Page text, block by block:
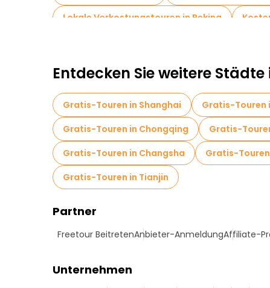
Lokale Verkostungstouren in Peking
Kostenlose Führungen in der Nähe Temple of
Entdecken Sie weitere
Gratis-Touren in Shanghai Gratis-Touren
Gratis-Touren in Chongqing
Gratis-
Gratis-Touren in Changsha
Gratis-
Gratis-Touren in Tianjin
Partner
Freetour BeitretenAnbieter-AnmeldungAffiliate-
Unternehmen